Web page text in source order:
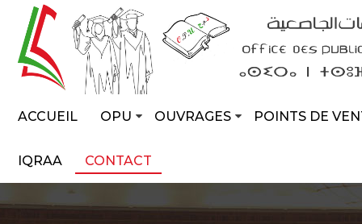
ACCUEIL OPU OUVRAGES POINTS DE
IQRAA CONTACT